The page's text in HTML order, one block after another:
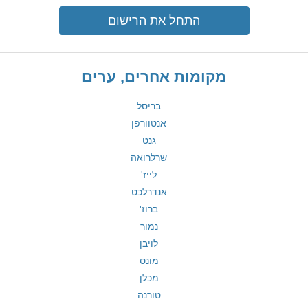
התחל את הרישום
מקומות אחרים, ערים
בריסל
אנטוורפן
גנט
שרלרואה
לייז'
אנדרלכט
ברוז'
נמור
לויבן
מונס
מכלן
טורנה